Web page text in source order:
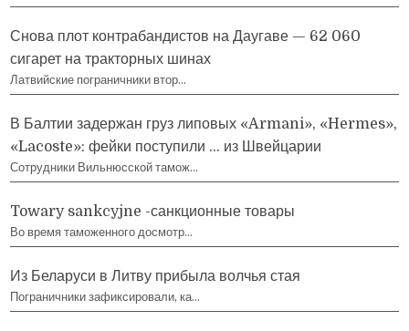
Снова плот контрабандистов на Даугаве — 62 060
сигарет на тракторных шинах
Латвийские пограничники втор…
В Балтии задержан груз липовых «Armani», «Hermes»,
«Lacoste»: фейки поступили … из Швейцарии
Сотрудники Вильнюсской тамож…
Towary sankcyjne -санкционные товары
Во время таможенного досмотр…
Из Беларуси в Литву прибыла волчья стая
Пограничники зафиксировали, ка…